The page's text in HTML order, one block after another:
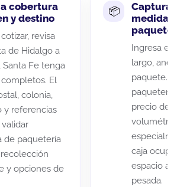
cobertura
y destino
revisa
de Hidalgo a
Santa Fe tenga
El
colonia,
y referencias
de paquetería
y opciones de
Captura
medidas
paquete
Ingresa el
largo,
paquete.
precio de
caja
espacio
pesada.